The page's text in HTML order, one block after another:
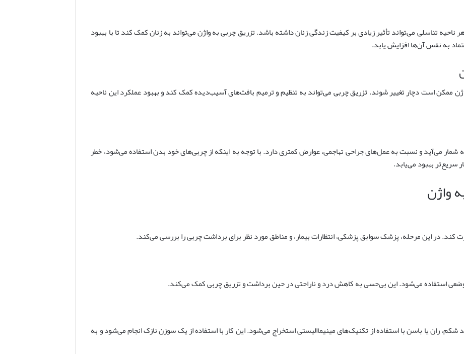
تناسلی می‌تواند تأثیر زیادی بر کیفیت زندگی زنان داشته باشد. تزریق چربی به واژن می‌تواند به زنان کمک کند تا با بهبود
به نفس آن‌ها افزایش یابد.
ممکن است دچار تغییر شوند. تزریق چربی می‌تواند به تنظیم و ترمیم بافت‌های آسیب‌دیده کمک کند و بهبود عملکرد این ناحیه
می‌آید و نسبت به عمل‌های جراحی تهاجمی، عوارض کمتری دارد. با توجه به اینکه از چربی‌های خود بدن استفاده می‌شود، خطر
سریع‌تر بهبود می‌یابد.
واژن
کند. در این مرحله، پزشک سوابق پزشکی، انتظارات بیمار، و مناطق مورد نظر برای برداشت چربی را بررسی می‌کند.
استفاده می‌شود. این بی‌حسی به کاهش درد و ناراحتی در حین برداشت و تزریق چربی کمک می‌کند.
شکم، ران یا باسن با استفاده از تکنیک‌های مینیماالیستی استخراج می‌شود. این کار با استفاده از یک سوزن نازک انجام می‌شود و به